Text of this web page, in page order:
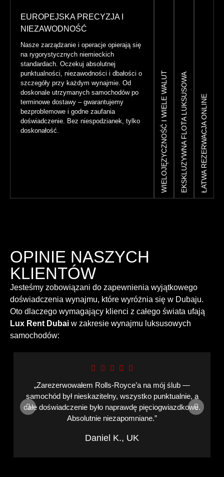
EUROPEJSKA PRECYZJA I
NIEZAWODNOŚĆ
Nasze zarządzanie i operacje opierają się
na rygorystycznych niemieckich
standardach. Oczekuj absolutnej
punktualności, niezawodności i dbałości o
szczegóły przy każdym wynajmie. Od
doskonale utrzymanych samochodów po
terminowe dostawy – gwarantujemy
bezproblemowe i godne zaufania
doświadczenie. Bez niespodzianek, tylko
doskonałość.
WIELOJĘZYCZNOŚĆ I WIELE WALUTEKSKLUZYWNA FLOTA LUKSUSOWAŁATWA REZERWACJA ONLINE
OPINIE NASZYCH
KLIENTÓW
Jesteśmy zobowiązani do zapewnienia wyjątkowego
doświadczenia wynajmu, które wyróżnia się w Dubaju.
Oto dlaczego wymagający klienci z całego świata ufają
Lux Rent Dubai w zakresie wynajmu luksusowych
samochodów:
Daniel K., UK
„Zarezerwowałem Rolls-Royce’a na mój ślub —
samochód był nieskazitelny, wszystko punktualnie, a
całe doświadczenie było naprawdę pięciogwiazdkowe.
Absolutnie niezapomniane.”